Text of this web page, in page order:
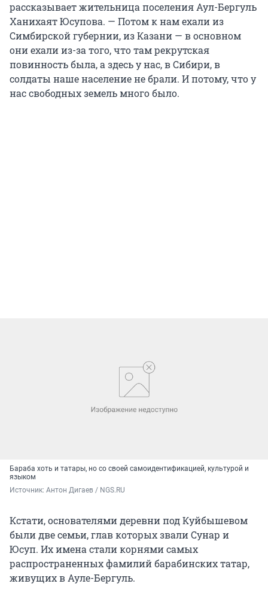
рассказывает жительница поселения Аул-Бергуль
Ханихаят Юсупова. — Потом к нам ехали из
Симбирской губернии, из Казани — в основном
они ехали из-за того, что там рекрутская
повинность была, а здесь у нас, в Сибири, в
солдаты наше население не брали. И потому, что у
нас свободных земель много было.
Бараба хоть и татары, но со своей самоидентификацией, культурой и
языком
Источник: Антон Дигаев / NGS.RU
Кстати, основателями деревни под Куйбышевом
были две семьи, глав которых звали Сунар и
Юсуп. Их имена стали корнями самых
распространенных фамилий барабинских татар,
живущих в Ауле-Бергуль.